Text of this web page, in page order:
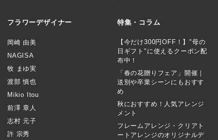
フラワーデザイナー
岡崎 由美
NAGISA
牧 まゆ実
渡部 慎也
Mikio Itou
前澤 章人
志村 元子
許 宗秀
特集・コラム
【今だけ300円OFF！】"母の
日ギフト"に使えるクーポン配
布中！
「春の花贈りフェア」開催｜
送別や卒業シーンにもおすす
め
秋におすすめ！人気アレンジ
メント
フレームアレンジ・クリアト
ートアレンジのオリジナルデ